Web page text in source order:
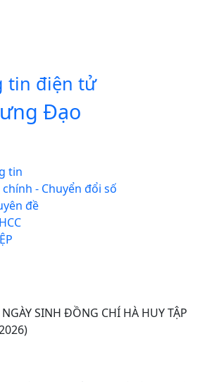
tin điện tử
Đạo
tin
- Chuyển đổi số
đề
SINH ĐỒNG CHÍ HÀ HUY TẬP